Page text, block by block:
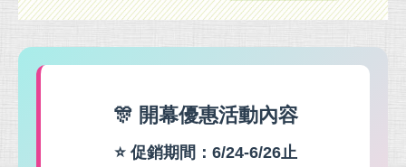
🎊 開幕優惠活動內容
⭐ 促銷期間：6/24-6/26止